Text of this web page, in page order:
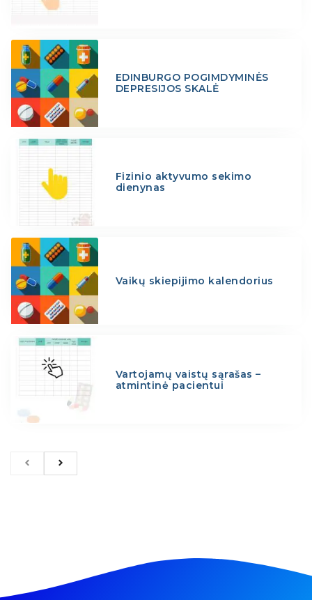
EDINBURGO POGIMDYMINĖS
DEPRESIJOS SKALĖ
Fizinio aktyvumo sekimo
dienynas
Vaikų skiepijimo kalendorius
Vartojamų vaistų sąrašas –
atmintinė pacientui